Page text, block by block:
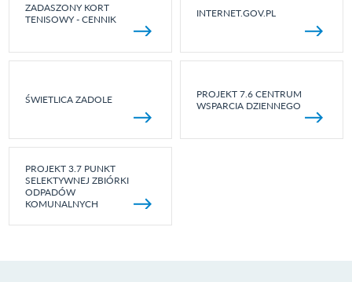
ZADASZONY KORT
TENISOWY - CENNIK
INTERNET.GOV.PL
ŚWIETLICA ZADOLE
PROJEKT 7.6 CENTRUM
WSPARCIA DZIENNEGO
PROJEKT 3.7 PUNKT
SELEKTYWNEJ ZBIÓRKI
ODPADÓW
KOMUNALNYCH